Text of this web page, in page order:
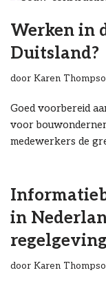
Werken in
Duitsland?
door Karen
Goed voorbereid
voor
medewerkers de
in
door Karen